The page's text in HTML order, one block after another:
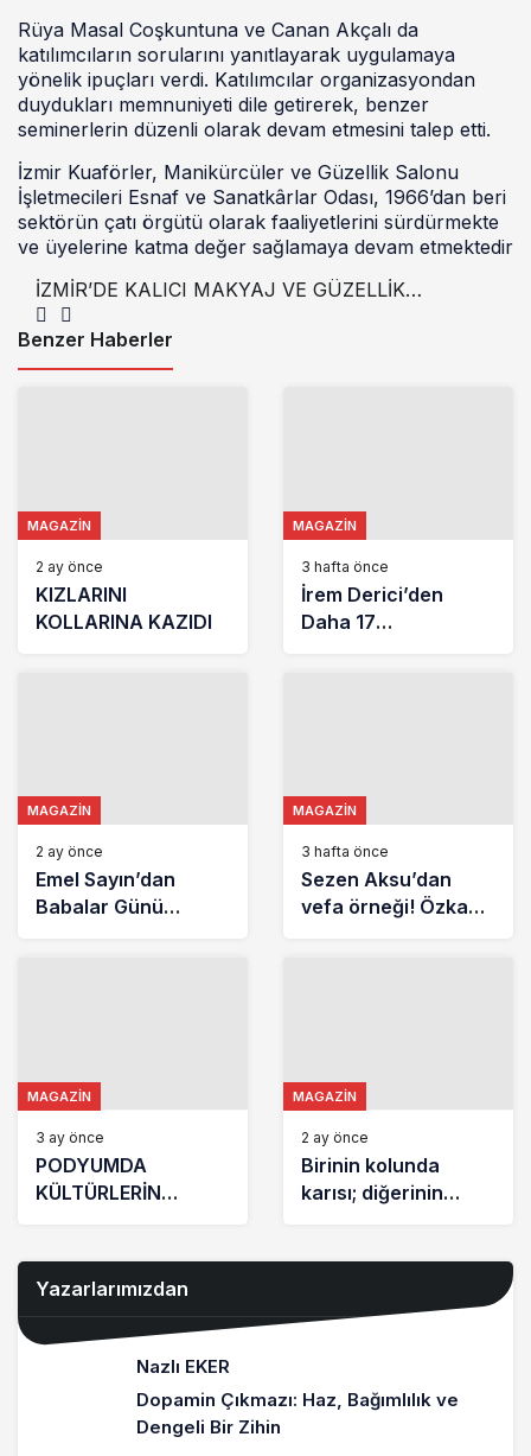
Rüya Masal Coşkuntuna ve Canan Akçalı da
katılımcıların sorularını yanıtlayarak uygulamaya
yönelik ipuçları verdi. Katılımcılar organizasyondan
duydukları memnuniyeti dile getirerek, benzer
seminerlerin düzenli olarak devam etmesini talep etti.
İzmir Kuaförler, Manikürcüler ve Güzellik Salonu
İşletmecileri Esnaf ve Sanatkârlar Odası, 1966’dan beri
sektörün çatı örgütü olarak faaliyetlerini sürdürmekte
ve üyelerine katma değer sağlamaya devam etmektedir
İZMİR’DE KALICI MAKYAJ VE GÜZELLİK
SEMİNERİ
Benzer Haberler
MAGAZIN
2 ay önce
KIZLARINI
KOLLARINA KAZIDI
MAGAZIN
3 hafta önce
İrem Derici’den
Daha 17
MAGAZIN
2 ay önce
Emel Sayın’dan
Babalar Günü
MAGAZIN
3 hafta önce
Sezen Aksu’dan
vefa örneği! Özkan
MAGAZIN
3 ay önce
PODYUMDA
KÜLTÜRLERİN
MAGAZIN
2 ay önce
Birinin kolunda
karısı; diğerinin
gelini olmak için onu
Yazarlarımızdan
Nazlı EKER
Dopamin Çıkmazı: Haz, Bağımlılık ve
Dengeli Bir Zihin